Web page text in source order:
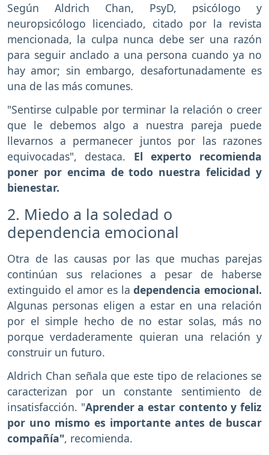
Según Aldrich Chan, PsyD, psicólogo y
neuropsicólogo licenciado, citado por la revista
mencionada, la culpa nunca debe ser una razón
para seguir anclado a una persona cuando ya no
hay amor; sin embargo, desafortunadamente es
una de las más comunes.
"Sentirse culpable por terminar la relación o creer
que le debemos algo a nuestra pareja puede
llevarnos a permanecer juntos por las razones
equivocadas", destaca. El experto recomienda
poner por encima de todo nuestra felicidad y
bienestar.
2. Miedo a la soledad o
dependencia emocional
Otra de las causas por las que muchas parejas
continúan sus relaciones a pesar de haberse
extinguido el amor es ladependencia emocional.
Algunas personas eligen a estar en una relación
por el simple hecho de no estar solas, más no
porque verdaderamente quieran una relación y
construir un futuro.
Aldrich Chan señala que este tipo de relaciones se
caracterizan por un constante sentimiento de
insatisfacción. "Aprender a estar contento y feliz
por uno mismo es importante antes de buscar
compañía", recomienda.